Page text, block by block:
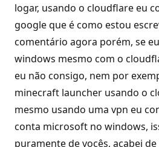
logar, usando o cloudflare eu
google que é como estou
comentário agora porém, se
windows mesmo com o
eu não consigo, nem por
minecraft launcher usando o
mesmo usando uma vpn eu
conta microsoft no windows,
puramente de vocês, acabei